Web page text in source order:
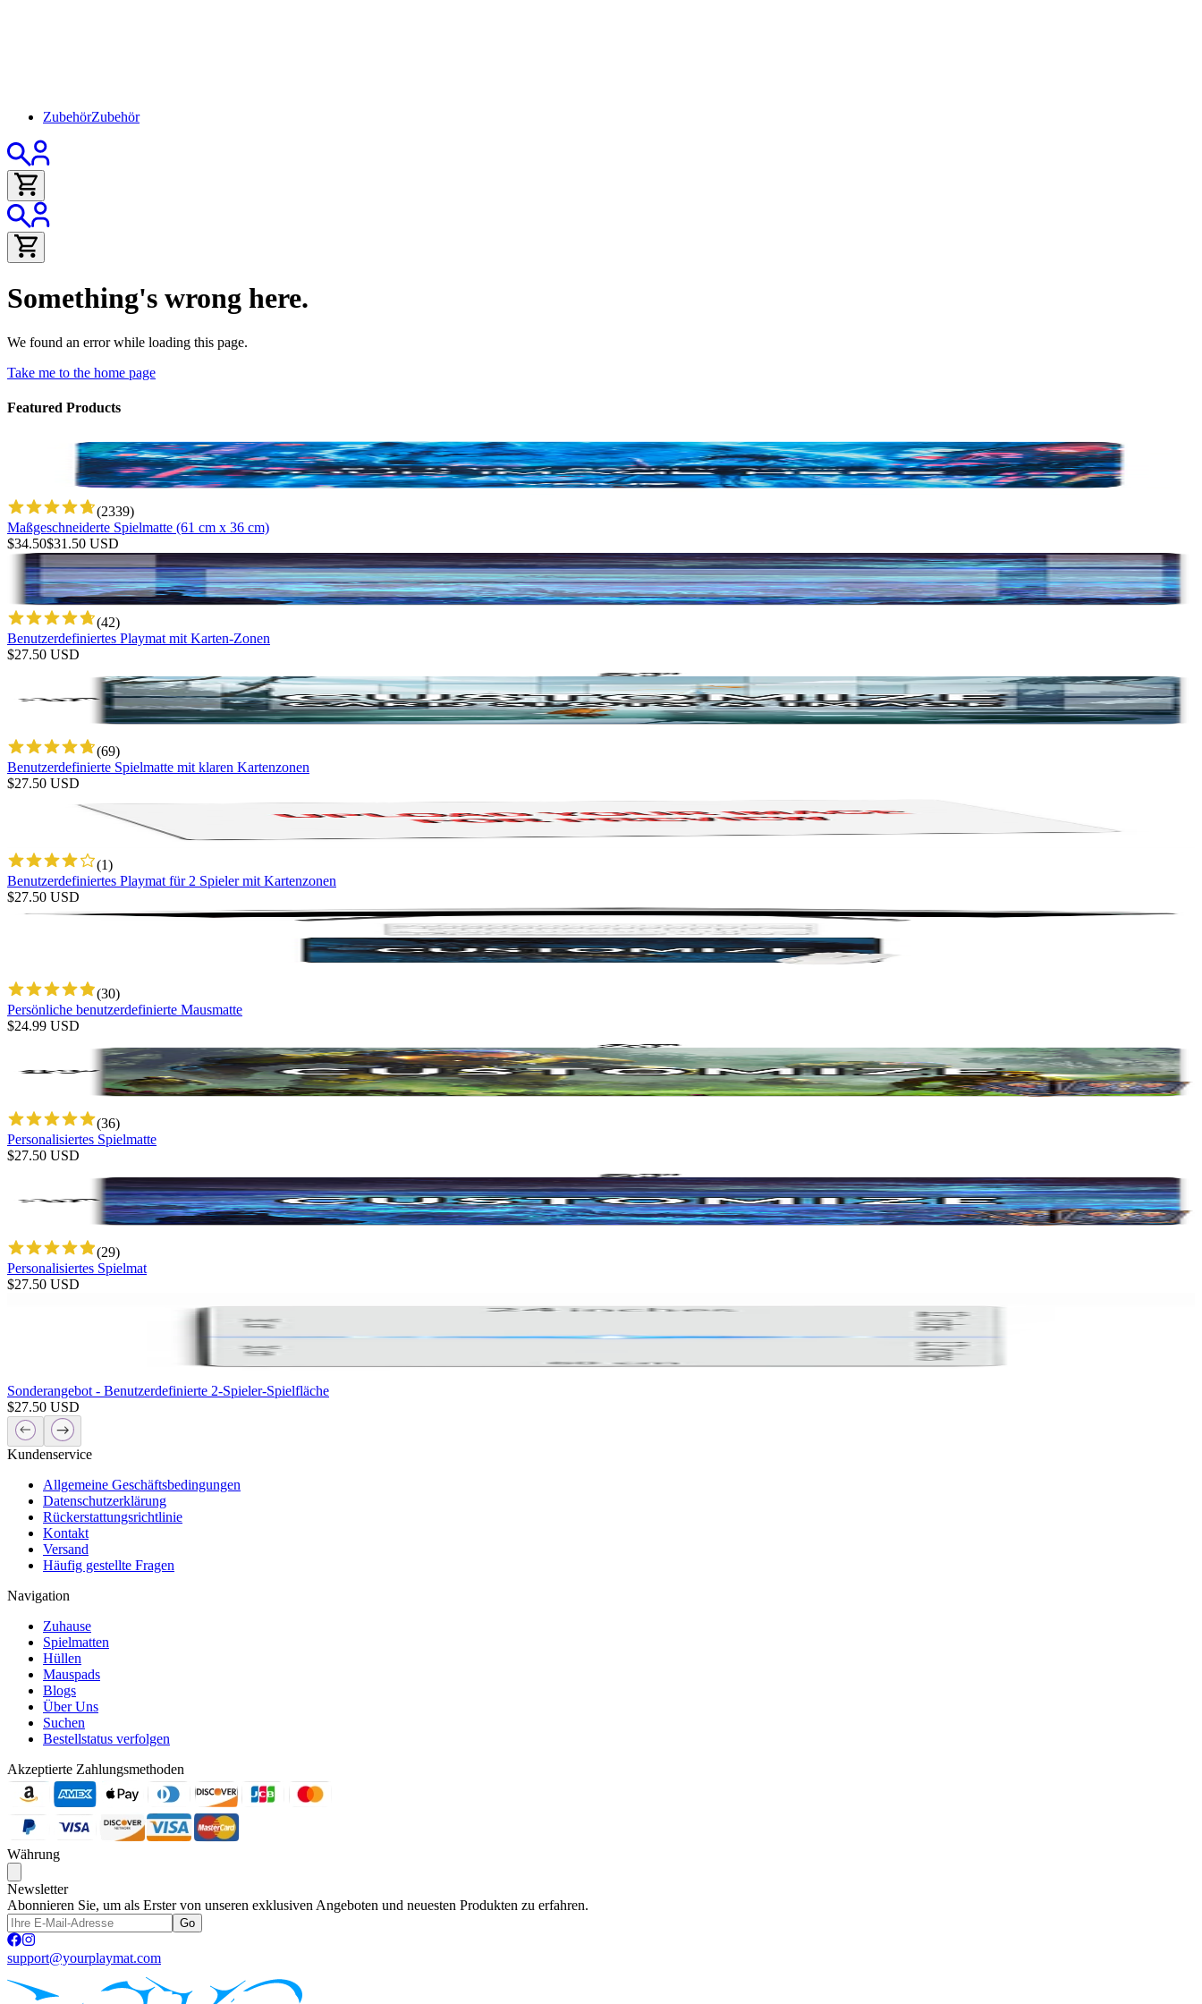
ZubehörZubehör
Something's wrong here.
We found an error while loading this page.
Take me to the home page
Featured Products
(2339)
Maßgeschneiderte Spielmatte (61 cm x 36 cm)
$34.50$31.50 USD
(42)
Benutzerdefiniertes Playmat mit Karten-Zonen
$27.50 USD
(69)
Benutzerdefinierte Spielmatte mit klaren Kartenzonen
$27.50 USD
(1)
Benutzerdefiniertes Playmat für 2 Spieler mit Kartenzonen
$27.50 USD
(30)
Persönliche benutzerdefinierte Mausmatte
$24.99 USD
(36)
Personalisiertes Spielmatte
$27.50 USD
(29)
Personalisiertes Spielmat
$27.50 USD
Sonderangebot - Benutzerdefinierte 2-Spieler-Spielfläche
$27.50 USD
Kundenservice
Allgemeine Geschäftsbedingungen
Datenschutzerklärung
Rückerstattungsrichtlinie
Kontakt
Versand
Häufig gestellte Fragen
Navigation
Zuhause
Spielmatten
Hüllen
Mauspads
Blogs
Über Uns
Suchen
Bestellstatus verfolgen
Akzeptierte Zahlungsmethoden
Währung
Newsletter
Abonnieren Sie, um als Erster von unseren exklusiven Angeboten und neuesten Produkten zu erfahren.
Go
support@yourplaymat.com